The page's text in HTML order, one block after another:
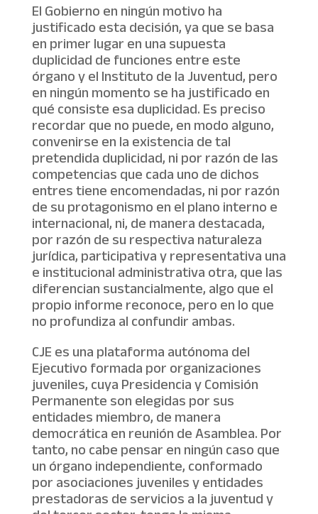
El Gobierno en ningún motivo ha
justificado esta decisión, ya que se basa
en primer lugar en una supuesta
duplicidad de funciones entre este
órgano y el Instituto de la Juventud, pero
en ningún momento se ha justificado en
qué consiste esa duplicidad. Es preciso
recordar que no puede, en modo alguno,
convenirse en la existencia de tal
pretendida duplicidad, ni por razón de las
competencias que cada uno de dichos
entres tiene encomendadas, ni por razón
de su protagonismo en el plano interno e
internacional, ni, de manera destacada,
por razón de su respectiva naturaleza
jurídica, participativa y representativa una
e institucional administrativa otra, que las
diferencian sustancialmente, algo que el
propio informe reconoce, pero en lo que
no profundiza al confundir ambas.
CJE es una plataforma autónoma del
Ejecutivo formada por organizaciones
juveniles, cuya Presidencia y Comisión
Permanente son elegidas por sus
entidades miembro, de manera
democrática en reunión de Asamblea. Por
tanto, no cabe pensar en ningún caso que
un órgano independiente, conformado
por asociaciones juveniles y entidades
prestadoras de servicios a la juventud y